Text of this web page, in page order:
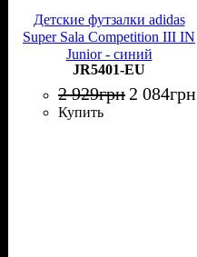
Детские футзалки adidas
Super Sala Competition III IN
Junior - синий
JR5401-EU
2 929грн 2 084грн
Купить